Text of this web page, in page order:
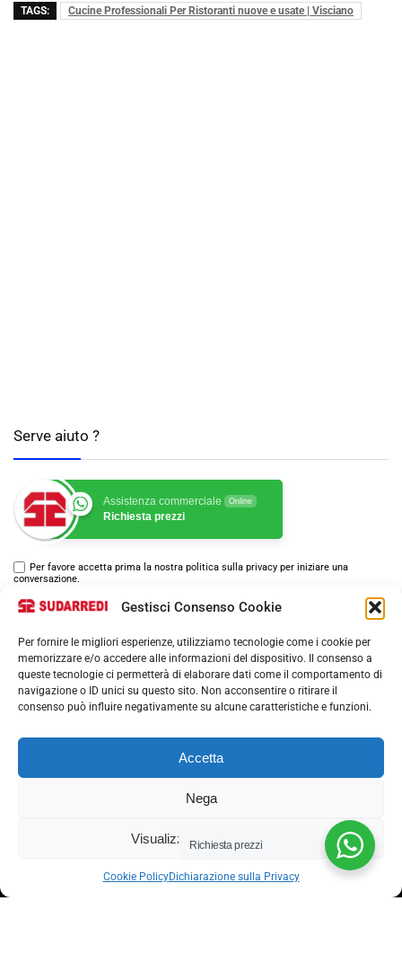
Gestisci Consenso Cookie
Per fornire le migliori esperienze, utilizziamo tecnologie come i cookie per
memorizzare e/o accedere alle informazioni del dispositivo. Il consenso a
queste tecnologie ci permetterà di elaborare dati come il comportamento di
navigazione o ID unici su questo sito. Non acconsentire o ritirare il
consenso può influire negativamente su alcune caratteristiche e funzioni.
Accetta
Nega
Visualizza le preferenze
Cookie PolicyDichiarazione sulla Privacy
TAGS: Cucine Professionali Per Ristoranti nuove e usate | Visciano
Serve aiuto ?
Assistenza commerciale Online
Richiesta prezzi
Per favore accetta prima la nostra politica sulla privacy per iniziare una
conversazione.
Email: info@sudarredi.com
Richiesta prezzi